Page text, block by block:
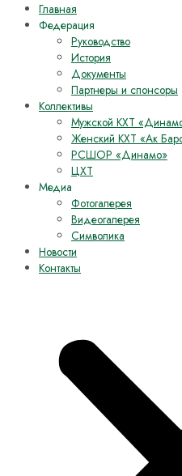
Главная
Федерация
Руководство
История
Документы
Партнеры и спонсоры
Коллективы
Мужской КХТ
Женский КХТ «Ак
РСШОР «Динамо»
ЦХТ
Медиа
Фотогалерея
Видеогалерея
Символика
Новости
Контакты